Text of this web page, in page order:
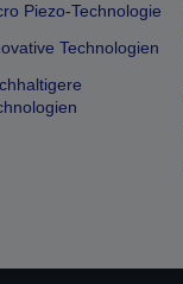
Piezo-Technologie
Technologien